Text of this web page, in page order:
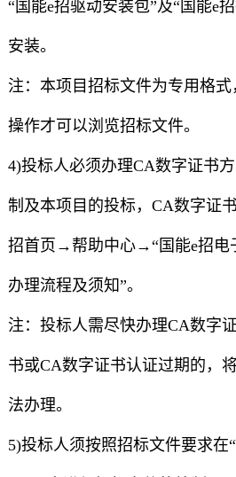
“国能e招驱动安装包”及“国能e
安装。
注：本项目招标文件为专用格
操作才可以浏览招标文件。
4)投标人必须办理CA数字证书
制及本项目的投标，CA数字证
招首页→帮助中心→“国能e招电
办理流程及须知”。
注：投标人需尽快办理CA数字
书或CA数字证书认证过期的，
法办理。
5)投标人须按照招标文件要求在